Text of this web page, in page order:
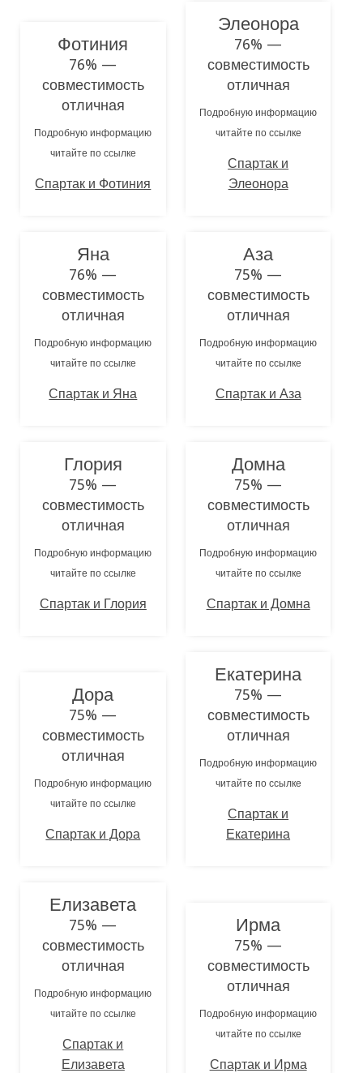
Фотиния
76% —
совместимость
отличная
Подробную информацию
читайте по ссылке
Спартак и Фотиния
Элеонора
76% —
совместимость
отличная
Подробную информацию
читайте по ссылке
Спартак и
Элеонора
Яна
76% —
совместимость
отличная
Подробную информацию
читайте по ссылке
Спартак и Яна
Аза
75% —
совместимость
отличная
Подробную информацию
читайте по ссылке
Спартак и Аза
Глория
75% —
совместимость
отличная
Подробную информацию
читайте по ссылке
Спартак и Глория
Домна
75% —
совместимость
отличная
Подробную информацию
читайте по ссылке
Спартак и Домна
Дора
75% —
совместимость
отличная
Подробную информацию
читайте по ссылке
Спартак и Дора
Екатерина
75% —
совместимость
отличная
Подробную информацию
читайте по ссылке
Спартак и
Екатерина
Елизавета
75% —
совместимость
отличная
Подробную информацию
читайте по ссылке
Спартак и
Елизавета
Ирма
75% —
совместимость
отличная
Подробную информацию
читайте по ссылке
Спартак и Ирма